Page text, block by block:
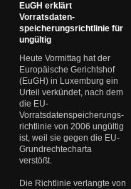
EuGH erklärt
Vorratsdaten-
speicherungsrichtlinie für
ungültig
Heute Vormittag hat der
Europäische Gerichtshof
(EuGH) in Luxemburg ein
Urteil verkündet, nach dem
die EU-
Vorratsdatenspeicherungs-
richtlinie von 2006 ungültig
ist, weil sie gegen die EU-
Grundrechtecharta
verstößt.
Die Richtlinie verlangte von